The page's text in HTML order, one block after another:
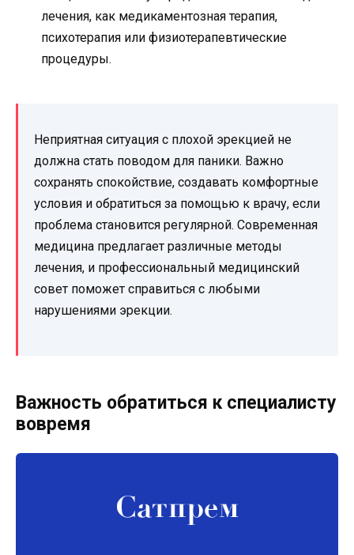
лечения, как медикаментозная терапия,
психотерапия или физиотерапевтические
процедуры.
Неприятная ситуация с плохой эрекцией не
должна стать поводом для паники. Важно
сохранять спокойствие, создавать комфортные
условия и обратиться за помощью к врачу, если
проблема становится регулярной. Современная
медицина предлагает различные методы
лечения, и профессиональный медицинский
совет поможет справиться с любыми
нарушениями эрекции.
Важность обратиться к специалисту
вовремя